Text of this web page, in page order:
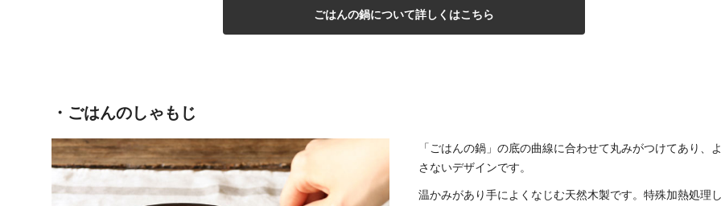
ごはんの鍋について詳しくはこちら
・ごはんのしゃもじ
「ごはんの鍋」の底の曲線に合わせて丸みがつけてあり、
さないデザインです。
温かみがあり手によくなじむ天然木製です。特殊加熱処理